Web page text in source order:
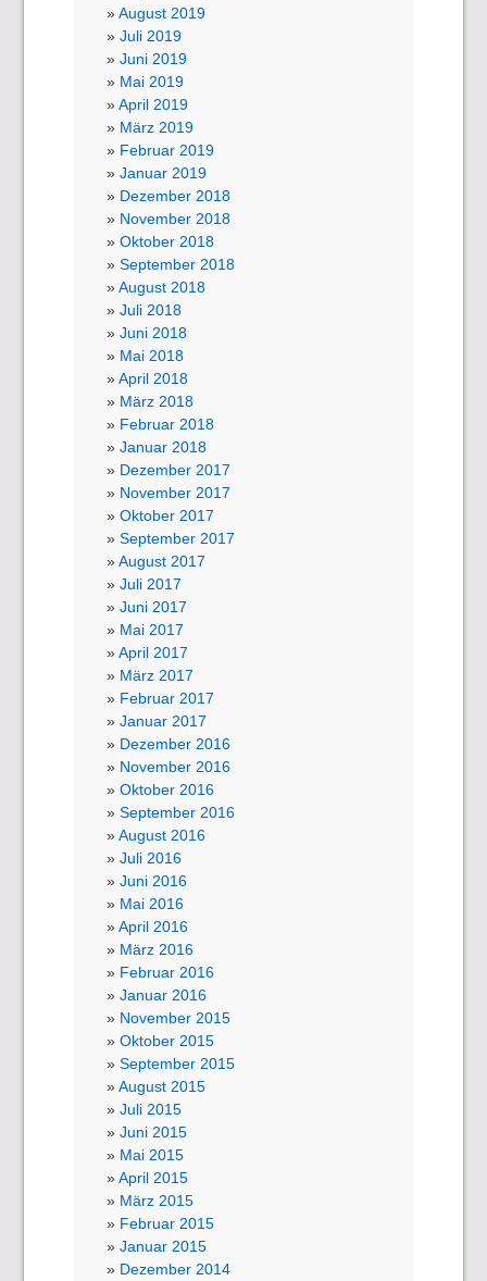
August 2019
Juli 2019
Juni 2019
Mai 2019
April 2019
März 2019
Februar 2019
Januar 2019
Dezember 2018
November 2018
Oktober 2018
September 2018
August 2018
Juli 2018
Juni 2018
Mai 2018
April 2018
März 2018
Februar 2018
Januar 2018
Dezember 2017
November 2017
Oktober 2017
September 2017
August 2017
Juli 2017
Juni 2017
Mai 2017
April 2017
März 2017
Februar 2017
Januar 2017
Dezember 2016
November 2016
Oktober 2016
September 2016
August 2016
Juli 2016
Juni 2016
Mai 2016
April 2016
März 2016
Februar 2016
Januar 2016
November 2015
Oktober 2015
September 2015
August 2015
Juli 2015
Juni 2015
Mai 2015
April 2015
März 2015
Februar 2015
Januar 2015
Dezember 2014